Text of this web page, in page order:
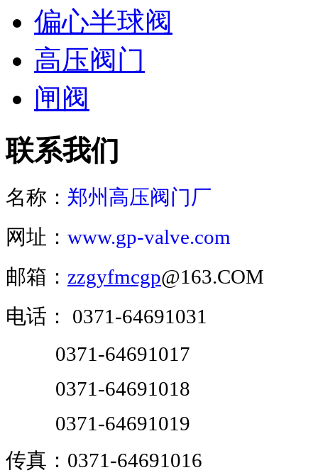
偏心半球阀
高压阀门
闸阀
联系我们
名称： 郑州高压阀门厂
网址： www.gp-valve.com
邮箱： zzgyfmcgp@163.COM
电话：
0371-64691031
0371-64691017
0371-64691018
0371-64691019
传真：0371-64691016